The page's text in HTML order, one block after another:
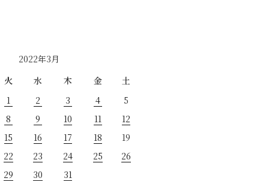
2022年3月
火 水 木 金
土
1
2 3 4
5
8 9 10 11
12
15 16 17 18
19
22 23 24 25
26
29 30
31